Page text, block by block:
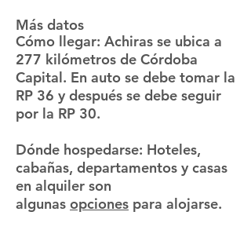
Más datos
Cómo llegar: Achiras se ubica a
277 kilómetros de Córdoba
Capital. En auto se debe tomar la
RP 36 y después se debe seguir
por la RP 30.
Dónde hospedarse: Hoteles,
cabañas, departamentos y casas
en alquiler son
algunas opciones para alojarse.